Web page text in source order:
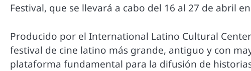
Festival, que se llevará a cabo del 16 al 27 de abril
Producido por el International Latino Cultural
festival de cine latino más grande, antiguo y con
plataforma fundamental para la difusión de